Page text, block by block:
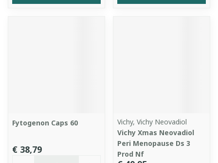
Fytogenon Caps 60
€ 38,79
Vichy, Vichy Neovadiol
Vichy Xmas Neovadiol
Peri Menopause Ds 3
Prod Nf